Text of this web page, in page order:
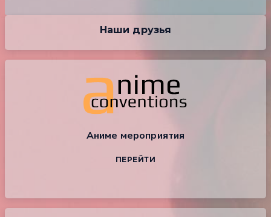
Наши друзья
Аниме мероприятия
ПЕРЕЙТИ